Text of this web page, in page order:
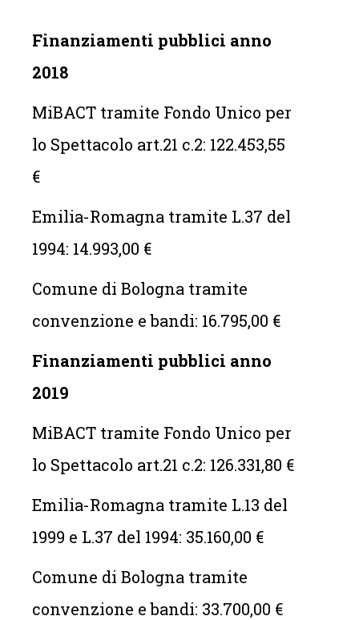
Finanziamenti pubblici anno
2018
MiBACT tramite Fondo Unico per
lo Spettacolo art.21 c.2: 122.453,55
€
Emilia-Romagna tramite L.37 del
1994: 14.993,00 €
Comune di Bologna tramite
convenzione e bandi: 16.795,00 €
Finanziamenti pubblici anno
2019
MiBACT tramite Fondo Unico per
lo Spettacolo art.21 c.2: 126.331,80 €
Emilia-Romagna tramite L.13 del
1999 e L.37 del 1994: 35.160,00 €
Comune di Bologna tramite
convenzione e bandi: 33.700,00 €